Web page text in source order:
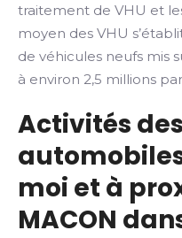
traitement de VHU et
moyen des VHU
de véhicules neufs mis
à environ 2,5 millions
Activités
moi et à
MACON